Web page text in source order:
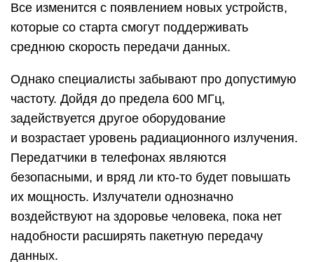
Все изменится с появлением новых устройств,
которые со старта смогут поддерживать
среднюю скорость передачи данных.
Однако специалисты забывают про допустимую
частоту. Дойдя до предела 600 МГц,
задействуется другое оборудование
и возрастает уровень радиационного излучения.
Передатчики в телефонах являются
безопасными, и вряд ли кто-то будет повышать
их мощность. Излучатели однозначно
воздействуют на здоровье человека, пока нет
надобности расширять пакетную передачу
данных.